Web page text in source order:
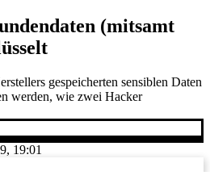
(mitsamt
gespeicherten sensiblen Daten
werden, wie zwei Hacker
19:01